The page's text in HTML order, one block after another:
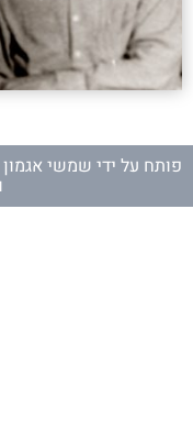
פותח על ידי שמשי אגמון